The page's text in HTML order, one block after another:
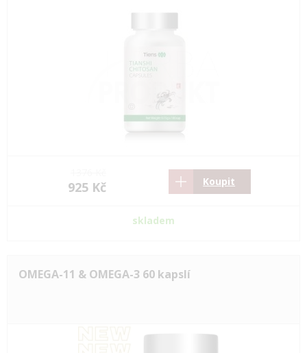
925 Kč Koupit
skladem
OMEGA-11 & OMEGA-3 60 kapslí